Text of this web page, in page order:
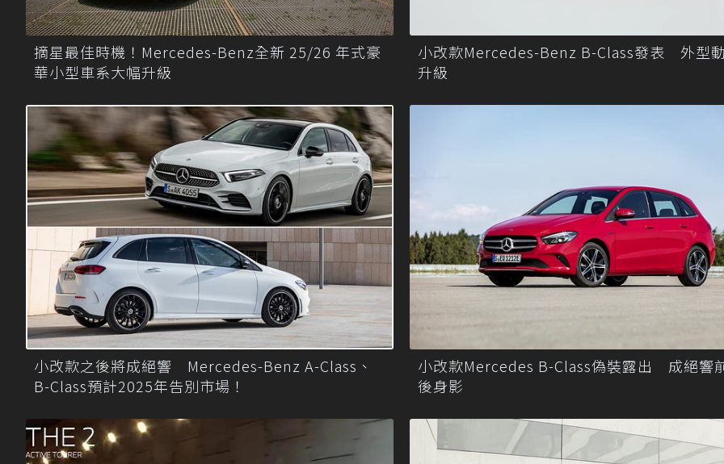
摘星最佳時機！Mercedes-Benz全新 25/26 年式豪
華小型車系大幅升級
小改款Mercedes-Benz B-Class發表 外型
升級
小改款之後將成絕響 Mercedes-Benz A-Class、
B-Class預計2025年告別市場！
小改款Mercedes B-Class偽裝露出 成絕響
後身影